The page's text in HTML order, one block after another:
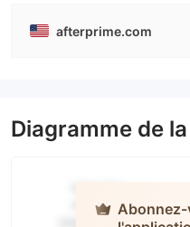
afterprime.com
Diagramme de